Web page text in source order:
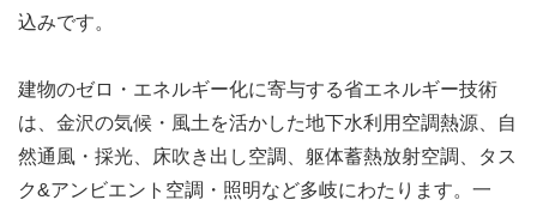
込みです。
建物のゼロ・エネルギー化に寄与する省エネルギー技術
は、金沢の気候・風土を活かした地下水利用空調熱源、自
然通風・採光、床吹き出し空調、躯体蓄熱放射空調、タス
ク&アンビエント空調・照明など多岐にわたります。一